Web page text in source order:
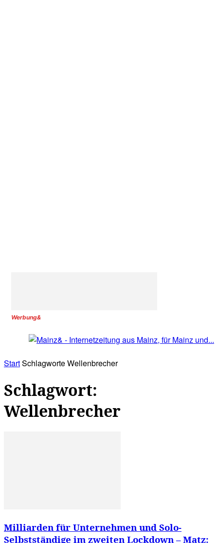
Werbung&
StartSchlagworteWellenbrecher
Schlagwort:
Wellenbrecher
Milliarden für Unternehmen und Solo-
Selbstständige im zweiten Lockdown – Matz: